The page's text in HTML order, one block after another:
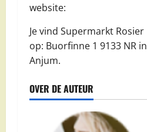
website:
Je vind Supermarkt Rosier
op: Buorfinne 1 9133 NR in
Anjum.
OVER DE AUTEUR